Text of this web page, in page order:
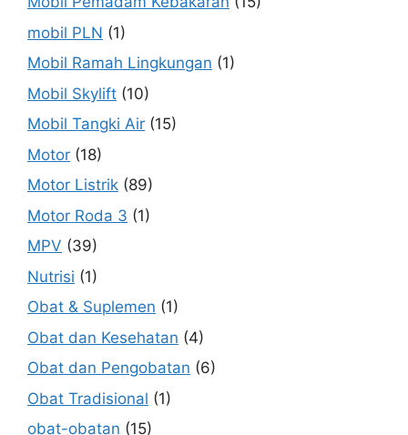
mobil PLN (1)
Mobil Ramah Lingkungan (1)
Mobil Skylift (10)
Mobil Tangki Air (15)
Motor (18)
Motor Listrik (89)
Motor Roda 3 (1)
MPV (39)
Nutrisi (1)
Obat & Suplemen (1)
Obat dan Kesehatan (4)
Obat dan Pengobatan (6)
Obat Tradisional (1)
obat-obatan (15)